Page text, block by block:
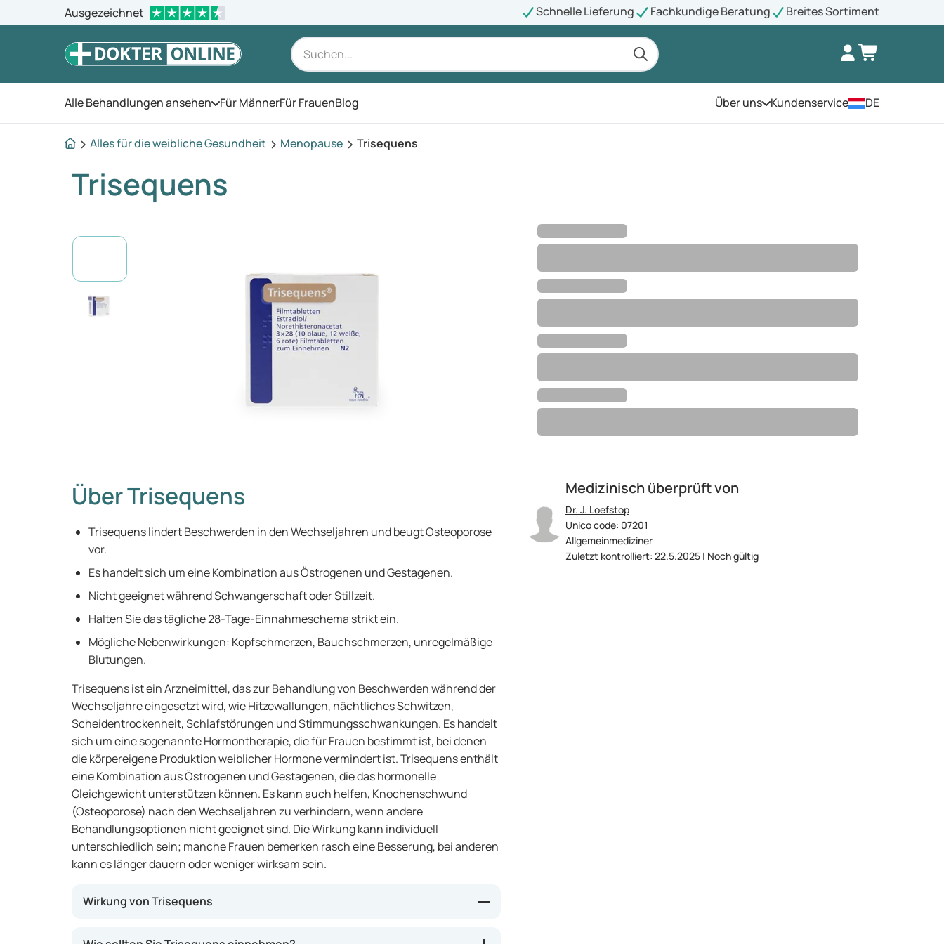
Ausgezeichnet Schnelle Lieferung Fachkundige Beratung Breites Sortiment
Alle Behandlungen ansehen Öffnen Sie das Menü
Für MännerFür FrauenBlog Über unsÖffnen Sie das Menü
Kundenservice DE
Alles für die weibliche Gesundheit Menopause Trisequens
Trisequens
Medizinisch überprüft von
Dr. J. Loefstop
Unico code: 07201
Allgemeinmediziner
Zuletzt kontrolliert: 22.5.2025 | Noch gültig
Über Trisequens
Trisequens lindert Beschwerden in den Wechseljahren und beugt Osteoporose
vor.
Es handelt sich um eine Kombination aus Östrogenen und Gestagenen.
Nicht geeignet während Schwangerschaft oder Stillzeit.
Halten Sie das tägliche 28-Tage-Einnahmeschema strikt ein.
Mögliche Nebenwirkungen: Kopfschmerzen, Bauchschmerzen, unregelmäßige
Blutungen.
Trisequens ist ein Arzneimittel, das zur Behandlung von Beschwerden während der
Wechseljahre eingesetzt wird, wie Hitzewallungen, nächtliches Schwitzen,
Scheidentrockenheit, Schlafstörungen und Stimmungsschwankungen. Es handelt
sich um eine sogenannte Hormontherapie, die für Frauen bestimmt ist, bei denen
die körpereigene Produktion weiblicher Hormone vermindert ist. Trisequens enthält
eine Kombination aus Östrogenen und Gestagenen, die das hormonelle
Gleichgewicht unterstützen können. Es kann auch helfen, Knochenschwund
(Osteoporose) nach den Wechseljahren zu verhindern, wenn andere
Behandlungsoptionen nicht geeignet sind. Die Wirkung kann individuell
unterschiedlich sein; manche Frauen bemerken rasch eine Besserung, bei anderen
kann es länger dauern oder weniger wirksam sein.
Wirkung von Trisequens
Dieses Arzneimittel gleicht den Mangel an weiblichen Hormonen aus, der nach